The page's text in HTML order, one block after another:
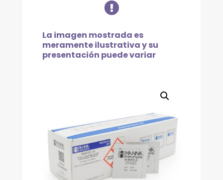
100
PRUEBAS
(CL?

La imagen mostrada es
meramente ilustrativa y su
presentación puede variar